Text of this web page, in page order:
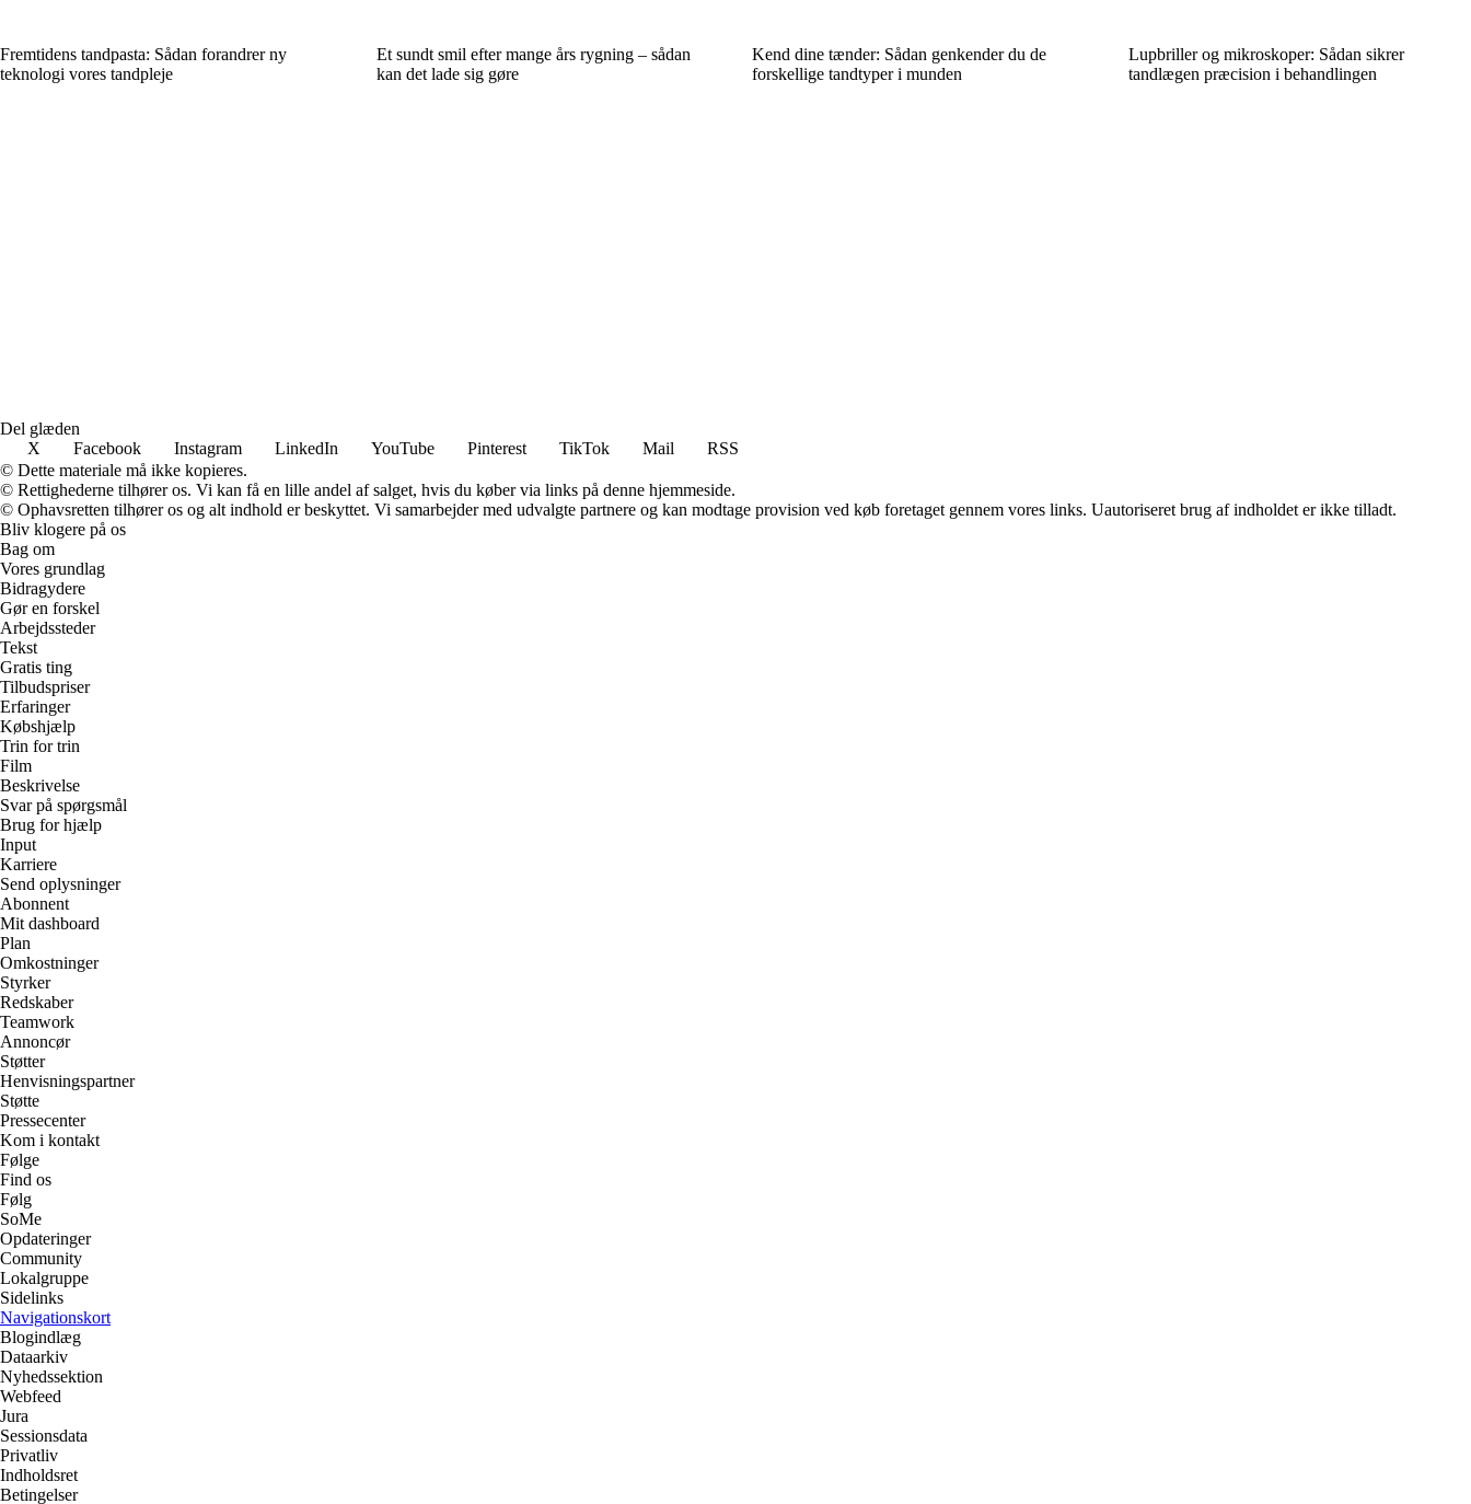
Fremtidens tandpasta: Sådan forandrer ny
teknologi vores tandpleje
Et sundt smil efter mange års rygning – sådan
kan det lade sig gøre
Kend dine tænder: Sådan genkender du de
forskellige tandtyper i munden
Lupbriller og mikroskoper: Sådan sikrer
tandlægen præcision i behandlingen
Del glæden
X
Facebook Instagram LinkedIn YouTube Pinterest TikTok Mail
RSS
© Dette materiale må ikke kopieres.
© Rettighederne tilhører os. Vi kan få en lille andel af salget, hvis du køber via links på denne hjemmeside.
© Ophavsretten tilhører os og alt indhold er beskyttet. Vi samarbejder med udvalgte partnere og kan modtage provision ved køb foretaget gennem vores links. Uautoriseret brug af indholdet er ikke tilladt.
Bliv klogere på os
Bag om
Vores grundlag
Bidragydere
Gør en forskel
Arbejdssteder
Tekst
Gratis ting
Tilbudspriser
Erfaringer
Købshjælp
Trin for trin
Film
Beskrivelse
Svar på spørgsmål
Brug for hjælp
Input
Karriere
Send oplysninger
Abonnent
Mit dashboard
Plan
Omkostninger
Styrker
Redskaber
Teamwork
Annoncør
Støtter
Henvisningspartner
Støtte
Pressecenter
Kom i kontakt
Følge
Find os
Følg
SoMe
Opdateringer
Community
Lokalgruppe
Sidelinks
Navigationskort
Blogindlæg
Dataarkiv
Nyhedssektion
Webfeed
Jura
Sessionsdata
Privatliv
Indholdsret
Betingelser